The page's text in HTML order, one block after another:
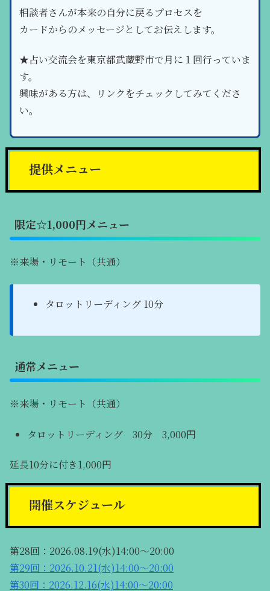
相談者さんが本来の自分に戻るプロセスを
カードからのメッセージとしてお伝えします。
★占い交流会を東京都武蔵野市で月に１回行っていま
す。
興味がある方は、リンクをチェックしてみてくださ
い。
提供メニュー
限定☆1,000円メニュー
※来場・リモート（共通）
タロットリーディング 10分
通常メニュー
※来場・リモート（共通）
タロットリーディング 30分 3,000円
延長10分に付き1,000円
開催スケジュール
第28回：2026.08.19(水)14:00～20:00
第29回：2026.10.21(水)14:00～20:00
第30回：2026.12.16(水)14:00～20:00